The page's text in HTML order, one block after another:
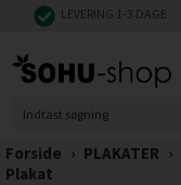
LEVERING 1-3 DAGE
Forside › PLAKATER ›
Plakat